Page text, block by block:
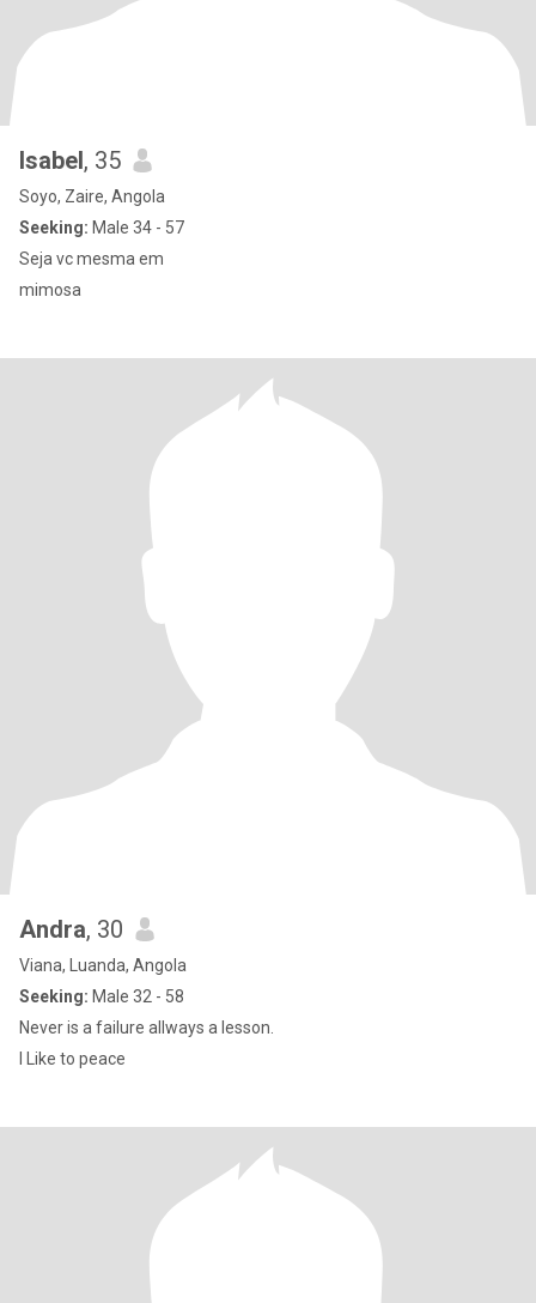
Isabel, 35
Soyo, Zaire, Angola
Seeking: Male 34 - 57
Seja vc mesma em
mimosa
Andra, 30
Viana, Luanda, Angola
Seeking: Male 32 - 58
Never is a failure allways a lesson.
I Like to peace